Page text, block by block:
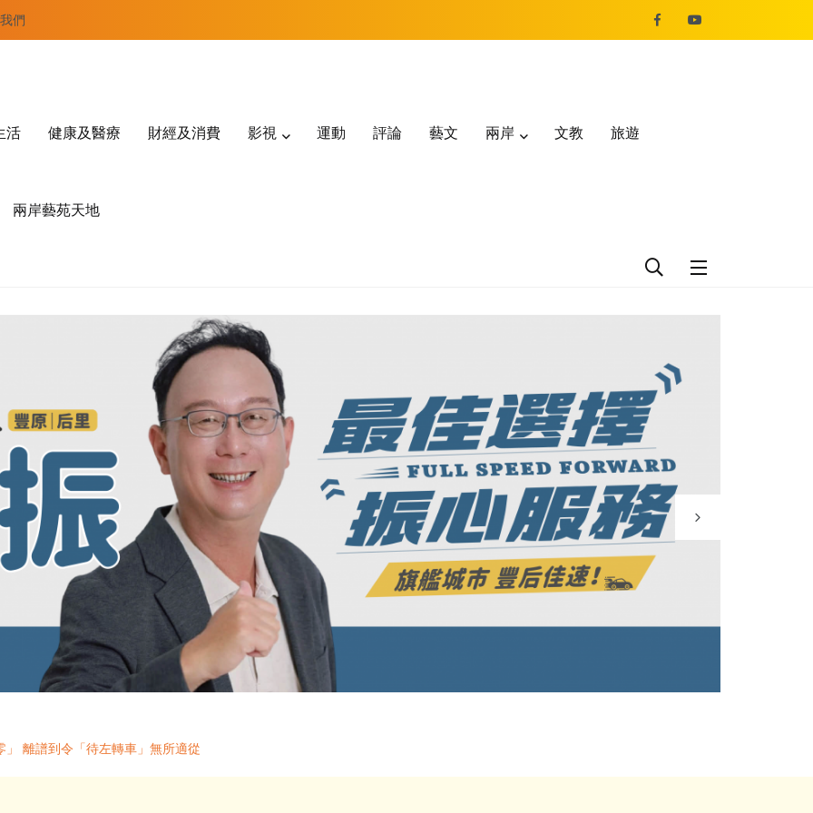
們
活 健康及醫療 財經及消費 影視 運動 評論 藝文 兩岸 文教 旅遊
兩岸藝苑天地
離譜到令「待左轉車」無所適從